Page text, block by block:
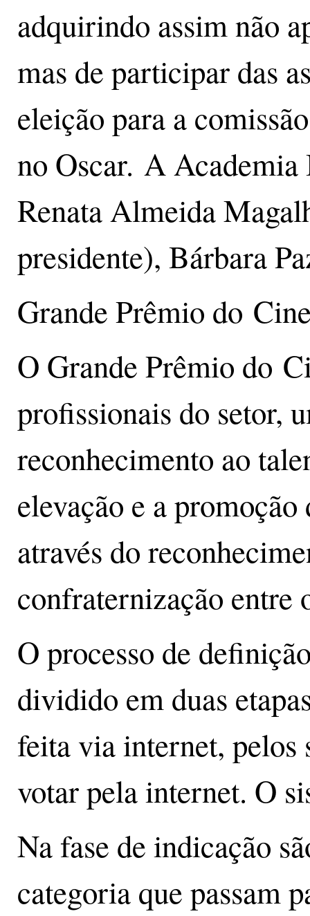
adquirindo assim não
mas de participar das
eleição para a
no Oscar. A
Renata Almeida
presidente), Bárbara
Grande Prêmio do
O Grande Prêmio do
profissionais do setor,
reconhecimento ao
elevação e a
através do
confraternização entre
O processo de
dividido em duas
feita via internet, pelos
votar pela internet. O
Na fase de indicação
categoria que passam